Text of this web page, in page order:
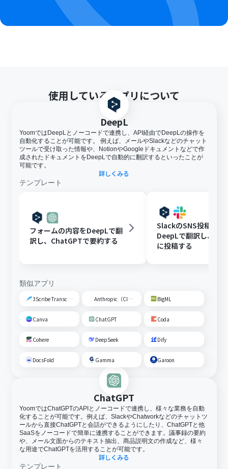
使用しているアプリについて
DeepL
YoomではDeepLとノーコードで連携し、API経由でDeepLの操作を
自動化することが可能です。 例えば、メールやSlackなどのチャット
ツールで受け取った情報や、NotionやGoogleドキュメントなどで作
成されたドキュメントをDeepLで自動的に翻訳するといったことが
可能です。
詳しくみる
テンプレート
フォームの内容をDeepLで翻
訳し、ChatGPTで要約する
SlackのSNS投稿用文
DeepLで翻訳し、
に投稿する
類似アプリ
3Scribe Transcription Anthropic（Claude） BigML
Canva ChatGPT Coda
Cohere DeepSeek Dify
DocsFold Gamma Garoon
ChatGPT
YoomではChatGPTのAPIとノーコードで連携し、様々な業務を自動
化することが可能です。例えば、SlackやChatworkなどのチャットツ
ールから直接ChatGPTと会話ができるようにしたり、ChatGPTと他
SaaSをノーコードで簡単に連携することができます。議事録の要約
や、メール文面からのテキスト抽出、商品説明文の作成など、様々
な用途でChatGPTを活用することが可能です。
詳しくみる
テンプレート